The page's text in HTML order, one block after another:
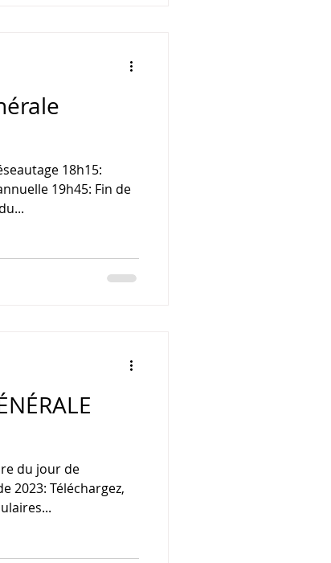
18h15:
19h45: Fin de
du jour de
2023: Téléchargez,